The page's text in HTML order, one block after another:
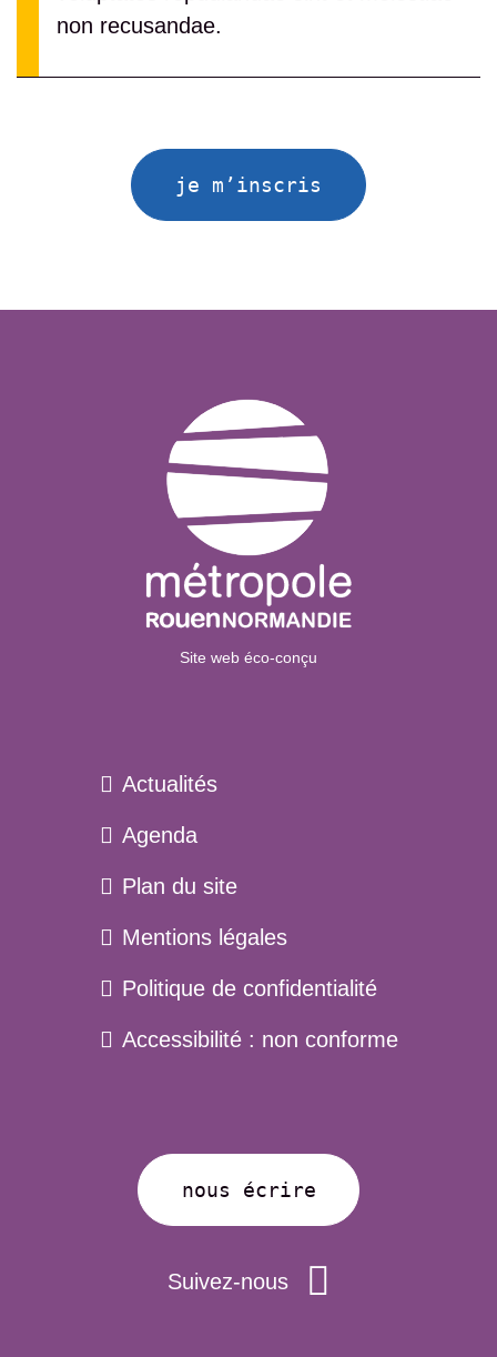
non recusandae.
je m’inscris
Site web éco-conçu
Actualités
Agenda
Plan du site
Mentions légales
Politique de confidentialité
Accessibilité : non conforme
nous écrire
Suivez-nous